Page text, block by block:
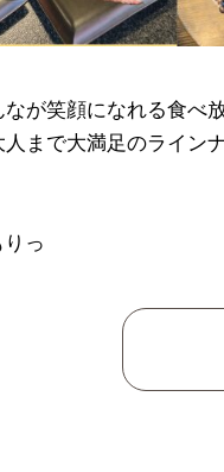
が笑顔になれる食べ
まで大満足のライン
っ